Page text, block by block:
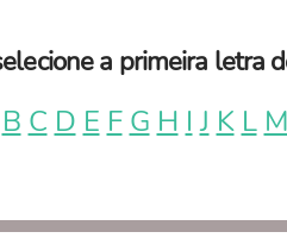
a primeira letra
B C D E F G H I J K L M